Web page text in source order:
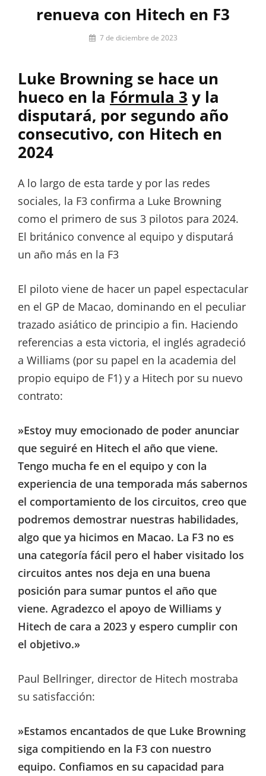
renueva con Hitech en F3
Por
Paquet
7 de diciembre de 2023
Luke Browning se hace un
hueco en la Fórmula 3 y la
disputará, por segundo año
consecutivo, con Hitech en
2024
A lo largo de esta tarde y por las redes
sociales, la F3 confirma a Luke Browning
como el primero de sus 3 pilotos para 2024.
El británico convence al equipo y disputará
un año más en la F3
El piloto viene de hacer un papel espectacular
en el GP de Macao, dominando en el peculiar
trazado asiático de principio a fin. Haciendo
referencias a esta victoria, el inglés agradeció
a Williams (por su papel en la academia del
propio equipo de F1) y a Hitech por su nuevo
contrato:
»Estoy muy emocionado de poder anunciar
que seguiré en Hitech el año que viene.
Tengo mucha fe en el equipo y con la
experiencia de una temporada más sabernos
el comportamiento de los circuitos, creo que
podremos demostrar nuestras habilidades,
algo que ya hicimos en Macao. La F3 no es
una categoría fácil pero el haber visitado los
circuitos antes nos deja en una buena
posición para sumar puntos el año que
viene. Agradezco el apoyo de Williams y
Hitech de cara a 2023 y espero cumplir con
el objetivo.»
Paul Bellringer, director de Hitech mostraba
su satisfacción:
»Estamos encantados de que Luke Browning
siga compitiendo en la F3 con nuestro
equipo. Confiamos en su capacidad para